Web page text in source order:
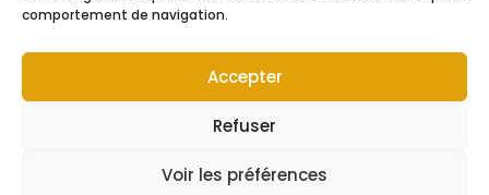
comportement de navigation.
Accepter
Refuser
Voir les préférences
Heures d’ouverture :
Lundi au vendredi
8h30 à 16h30